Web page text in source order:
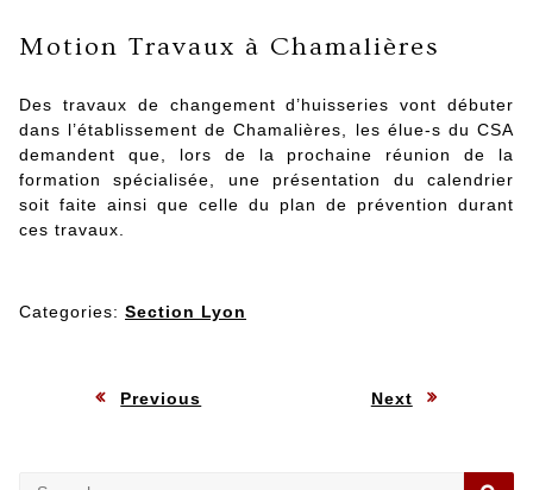
Motion Travaux à Chamalières
Des travaux de changement d’huisseries vont débuter
dans l’établissement de Chamalières, les élue-s du CSA
demandent que, lors de la prochaine réunion de la
formation spécialisée, une présentation du calendrier
soit faite ainsi que celle du plan de prévention durant
ces travaux.
Categories: Section Lyon
Navigation
Previous Next:
Search